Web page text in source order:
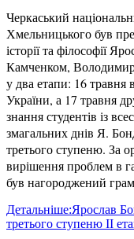
Черкаський
Хмельницького був
історії та філософії
Камченком,
у два етапи: 16 травня
України, а 17 травня
знання студентів із
змагальних днів Я.
третього ступеню. За
вирішення проблем в
був нагороджений
Детальніше:Ярослав
третього ступеню ІІ